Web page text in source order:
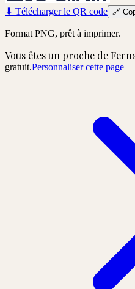
⬇ Télécharger le QR code 🔗
Format PNG, prêt à imprimer.
Vous êtes un proche de
gratuit.Personnaliser cette page